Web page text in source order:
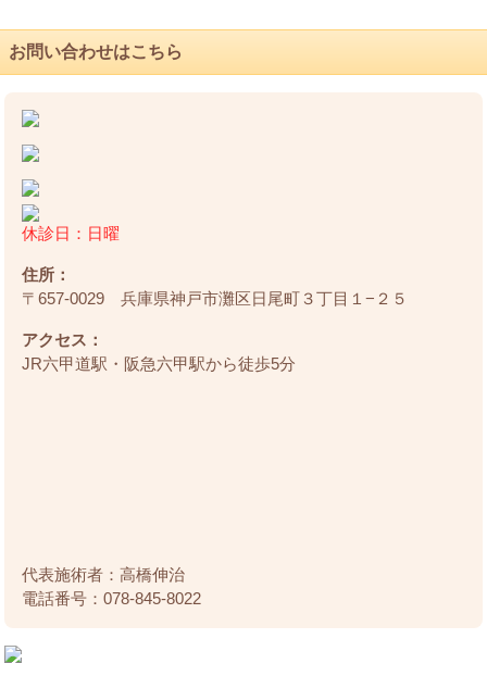
お問い合わせはこちら
休診日：日曜
住所：
〒657-0029 兵庫県神戸市灘区日尾町３丁目１−２５
アクセス：
JR六甲道駅・阪急六甲駅から徒歩5分
代表施術者：高橋伸治
電話番号：078-845-8022